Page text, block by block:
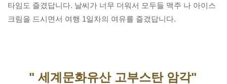
타임도 즐겼답니다. 날씨가 너무 더워서 모두들 맥주 나 아이스
크림을 드시면서 여행 1일차의 여유를 즐겼답니다.